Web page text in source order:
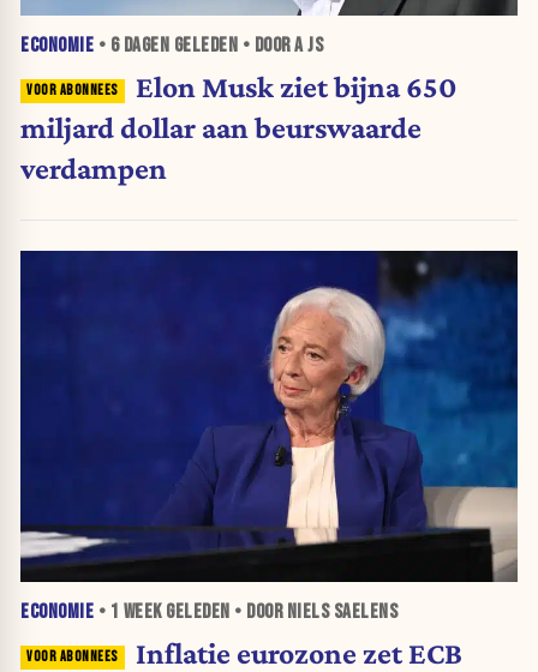
ECONOMIE • 6 DAGEN GELEDEN • DOOR A JS
Elon Musk ziet bijna 650
miljard dollar aan beurswaarde
verdampen
ECONOMIE • 1 WEEKGELEDEN • DOOR NIELS SAELENS
Inflatie eurozone zet ECB